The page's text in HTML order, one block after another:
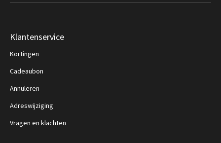
Klantenservice
Kortingen
Cadeaubon
Annuleren
Adreswijziging
Vragen en klachten